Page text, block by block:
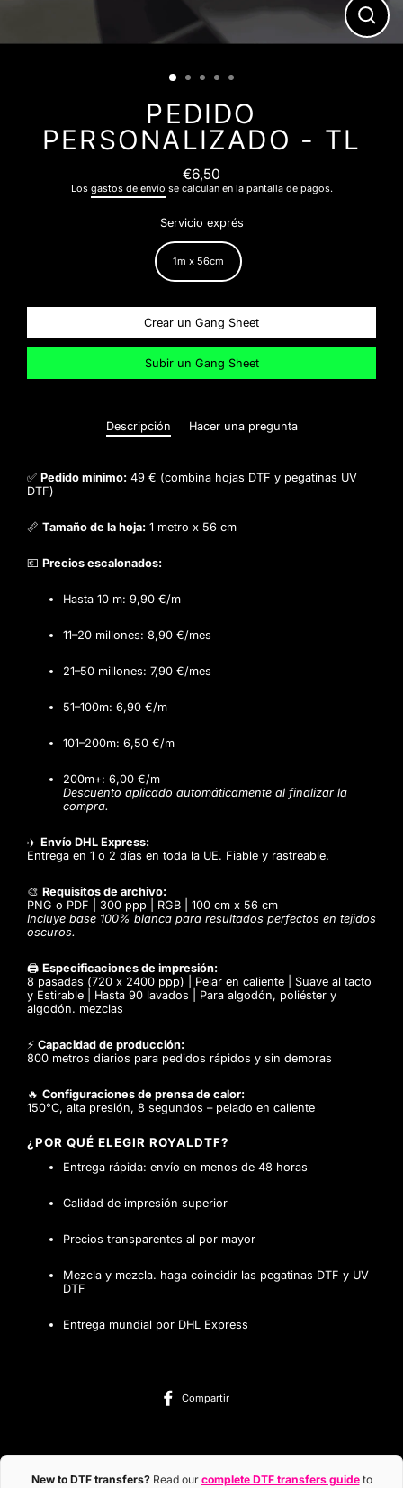
PEDIDO
PERSONALIZADO - TL
Precio
normal
€6,50
Los gastos de envío se calculan en la pantalla de pagos.
Servicio exprés
1m x 56cm
Crear un Gang Sheet
Subir un Gang Sheet
Descripción Hacer una pregunta
✅ Pedido mínimo: 49 € (combina hojas DTF y pegatinas UV
DTF)
📏 Tamaño de la hoja: 1 metro x 56 cm
💶 Precios escalonados:
Hasta 10 m: 9,90 €/m
11–20 millones: 8,90 €/mes
21–50 millones: 7,90 €/mes
51–100m: 6,90 €/m
101–200m: 6,50 €/m
200m+: 6,00 €/m
Descuento aplicado automáticamente al finalizar la
compra.
✈️ Envío DHL Express:
Entrega en 1 o 2 días en toda la UE. Fiable y rastreable.
🎨 Requisitos de archivo:
PNG o PDF | 300 ppp | RGB | 100 cm x 56 cm
Incluye base 100% blanca para resultados perfectos en tejidos
oscuros.
🖨️ Especificaciones de impresión:
8 pasadas (720 x 2400 ppp) | Pelar en caliente | Suave al tacto
y Estirable | Hasta 90 lavados | Para algodón, poliéster y
algodón. mezclas
⚡ Capacidad de producción:
800 metros diarios para pedidos rápidos y sin demoras
🔥 Configuraciones de prensa de calor:
150°C, alta presión, 8 segundos – pelado en caliente
¿POR QUÉ ELEGIR ROYALDTF?
Entrega rápida: envío en menos de 48 horas
Calidad de impresión superior
Precios transparentes al por mayor
Mezcla y mezcla. haga coincidir las pegatinas DTF y UV
DTF
Entrega mundial por DHL Express
Compartir
New to DTF transfers? Read our complete DTF transfers guideto